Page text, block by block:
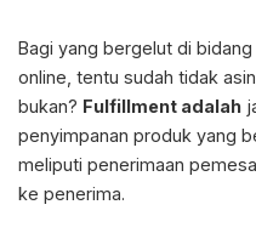
Bagi yang bergelut di
online, tentu sudah tidak
bukan? Fulfillment adalah
penyimpanan produk yang
meliputi penerimaan
ke penerima.